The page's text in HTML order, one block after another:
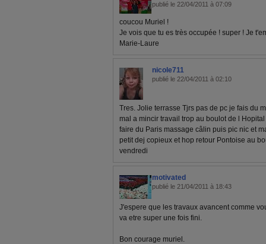
publié le 22/04/2011 à 07:09
coucou Muriel !
Je vois que tu es très occupée ! super ! Je
Marie-Laure
nicole711
publié le 22/04/2011 à 02:10
Tres. Jolie terrasse Tjrs pas de pc je fais du
mal a mincir travail trop au boulot de l
faire du Paris massage câlin puis pic nic et
petit dej copieux et hop retour Pontoise au
vendredi
motivated
publié le 21/04/2011 à 18:43
J'espere que les travaux avancent comme
va etre super une fois fini.
Bon courage muriel.